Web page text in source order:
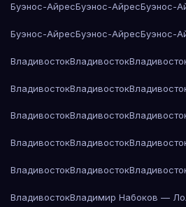
Буэнос-АйресБуэнос-АйресБуэнос-
Буэнос-АйресБуэнос-АйресБуэнос-
ВладивостокВладивосток
ВладивостокВладивосток
ВладивостокВладивосток
ВладивостокВладивосток
ВладивостокВладивосток
ВладивостокВладимир Набоков —